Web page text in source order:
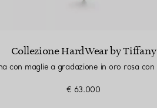
Collezione HardWear by Tiffany
€ 63.000